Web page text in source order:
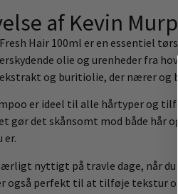
af Kevin
Hair 100ml er en essentiel
olie og urenheder fra
og buritiolie, der nærer og
er ideel til alle hårtyper og
gør det skånsomt mod både hår
er.
nyttigt på travle dage, når
også perfekt til at tilføje tekstur